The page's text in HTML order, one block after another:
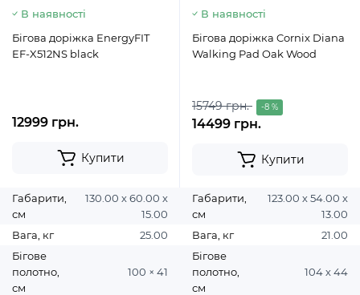
В наявності
Бігова доріжка EnergyFIT
EF-X512NS black
12999 грн.
Купити
Габарити,
см
130.00 х 60.00 х
15.00
Вага, кг
25.00
Бігове
полотно,
см
100 × 41
В наявності
Бігова доріжка Cornix Diana
Walking Pad Oak Wood
15749 грн. -8 %
14499 грн.
Купити
Габарити,
см
123.00 х 54.00 х
13.00
Вага, кг
21.00
Бігове
полотно,
см
104 х 44